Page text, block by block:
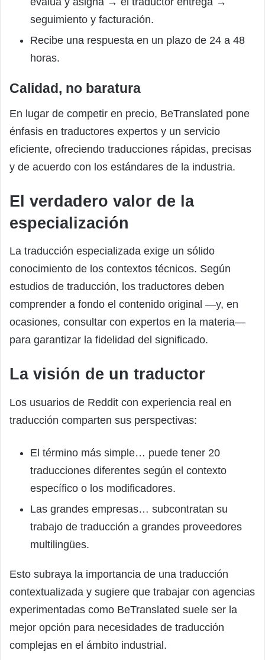
seguimiento y facturación.
Recibe una respuesta en un plazo de 24 a 48
horas.
Calidad, no baratura
En lugar de competir en precio, BeTranslated pone
énfasis en traductores expertos y un servicio
eficiente, ofreciendo traducciones rápidas, precisas
y de acuerdo con los estándares de la industria.
El verdadero valor de la
especialización
La traducción especializada exige un sólido
conocimiento de los contextos técnicos. Según
estudios de traducción, los traductores deben
comprender a fondo el contenido original —y, en
ocasiones, consultar con expertos en la materia—
para garantizar la fidelidad del significado.
La visión de un traductor
Los usuarios de Reddit con experiencia real en
traducción comparten sus perspectivas:
El término más simple… puede tener 20
traducciones diferentes según el contexto
específico o los modificadores.
Las grandes empresas… subcontratan su
trabajo de traducción a grandes proveedores
multilingües.
Esto subraya la importancia de una traducción
contextualizada y sugiere que trabajar con agencias
experimentadas como BeTranslated suele ser la
mejor opción para necesidades de traducción
complejas en el ámbito industrial.